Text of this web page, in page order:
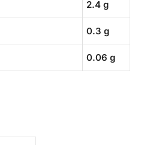
2.4 g
0.3 g
0.06 g